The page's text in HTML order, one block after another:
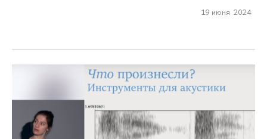
19 июня 2024